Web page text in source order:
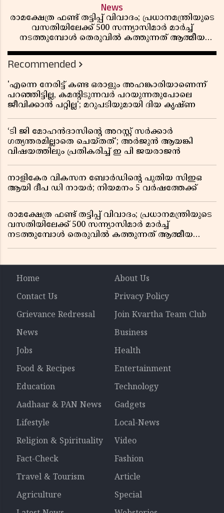
News
രാമക്ഷേത്ര ഫണ്ട് തട്ടിപ്പ് വിവാദം; പ്രധാനമന്ത്രിയുടെ
വസതിയിലേക്ക് 500 സന്ന്യാസിമാർ മാർച്ച്
നടത്തുമ്പോൾ തെരുവിൽ കത്തുന്നത് ആത്മീയ
Recommended
'എന്നെ നേരിട്ട് കണ്ട ഒരാളും അഹങ്കാരിയാണെന്ന്
പറഞ്ഞിട്ടില്ല, കമൻ്റിടുന്നവർ പറയുന്നതുപോലെ
ജീവിക്കാൻ പറ്റില്ല'; മറുപടിയുമായി ദിയ കൃഷ്ണ
‘ടി ജി മോഹൻദാസിൻ്റെ അറസ്റ്റ് സർക്കാർ
ഗത്യന്തരമില്ലാതെ ചെയ്തത്’; അർജുൻ ആയങ്കി
വിഷയത്തിലും പ്രതികരിച്ച് ഇ പി ജയരാജൻ
നാളികേര വികസന ബോർഡിൻ്റെ പുതിയ സിഇഒ
ആയി ദീപ ഡി നായർ; നിയമനം 5 വർഷത്തേക്ക് ​​​​​​​
രാമക്ഷേത്ര ഫണ്ട് തട്ടിപ്പ് വിവാദം; പ്രധാനമന്ത്രിയുടെ
വസതിയിലേക്ക് 500 സന്ന്യാസിമാർ മാർച്ച്
നടത്തുമ്പോൾ തെരുവിൽ കത്തുന്നത് ആത്മീയ
Home
About Us
Contact Us
Privacy Policy
Grievance Redressal
Join Kvartha Team Club
News
Business
Jobs
Health
Food & Recipes
Entertainment
Education
Technology
Aadhaar & PAN News
Gadgets
Lifestyle
Local-News
Religion & Spirituality
Video
Fact-Check
Fashion
Travel & Tourism
Article
Agriculture
Special